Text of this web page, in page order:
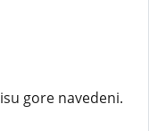
gore navedeni.